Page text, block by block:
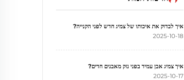
איך לבדוק את איכותו של צמיג חדש לפני הקנייה?
2025-10-18
איך צמיג אבן עמיד בפני נזק מאבנים חדים?
2025-10-17